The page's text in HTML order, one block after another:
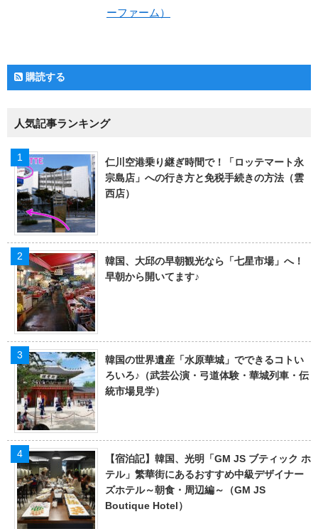
ーファーム）
購読する
人気記事ランキング
仁川空港乗り継ぎ時間で！「ロッテマート永
宗島店」への行き方と免税手続きの方法（雲
西店）
韓国、大邱の早朝観光なら「七星市場」へ！
早朝から開いてます♪
韓国の世界遺産「水原華城」でできるコトい
ろいろ♪（武芸公演・弓道体験・華城列車・伝
統市場見学）
【宿泊記】韓国、光明「GM JS ブティック ホ
テル」繁華街にあるおすすめ中級デザイナー
ズホテル～朝食・周辺編～（GM JS
Boutique Hotel）